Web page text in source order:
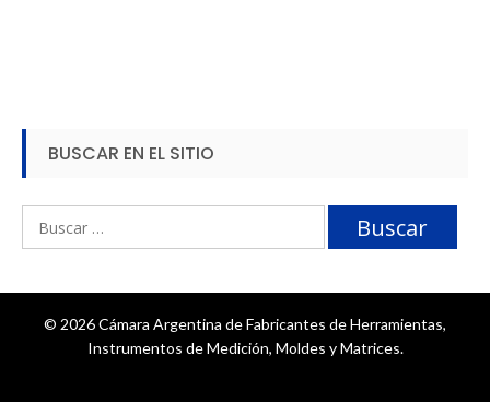
BUSCAR EN EL SITIO
© 2026 Cámara Argentina de Fabricantes de Herramientas,
Instrumentos de Medición, Moldes y Matrices.